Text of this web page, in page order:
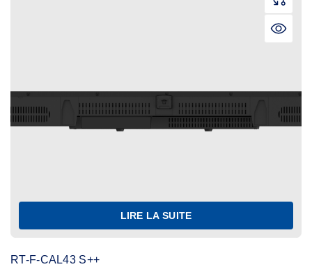
LIRE LA SUITE
RT-F-CAL43 S++